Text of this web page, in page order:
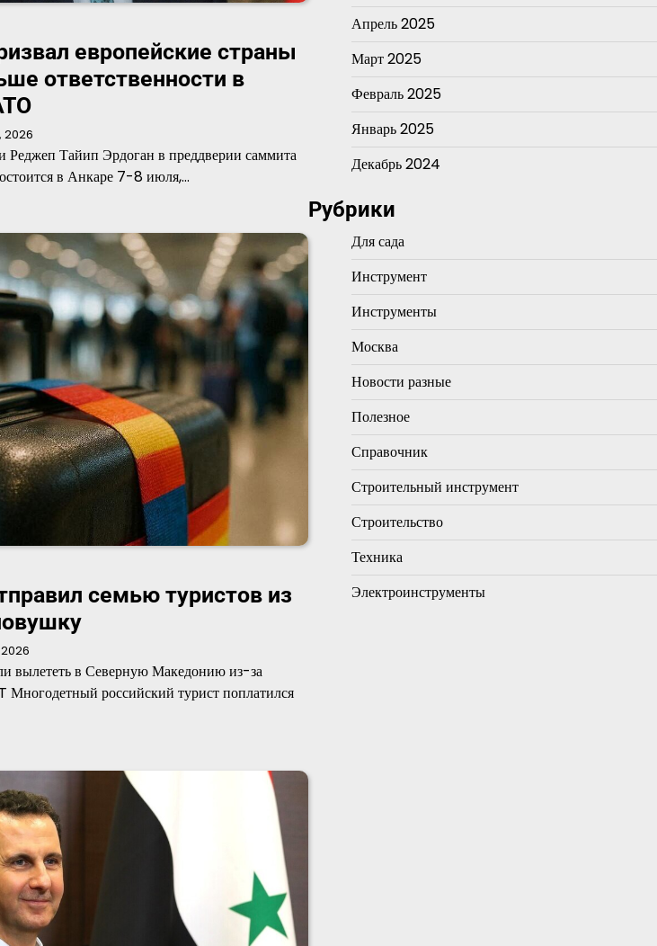
европейские страны
ответственности в
2026
Реджеп Тайип Эрдоган в преддверии саммита
в Анкаре 7-8 июля,…
семью туристов из
2026
вылететь в Северную Македонию из-за
российский турист поплатился
Апрель 2025
Март 2025
Февраль 2025
Январь 2025
Декабрь 2024
Рубрики
Для сада
Инструмент
Инструменты
Москва
Новости разные
Полезное
Справочник
Строительный инструмент
Строительство
Техника
Электроинструменты